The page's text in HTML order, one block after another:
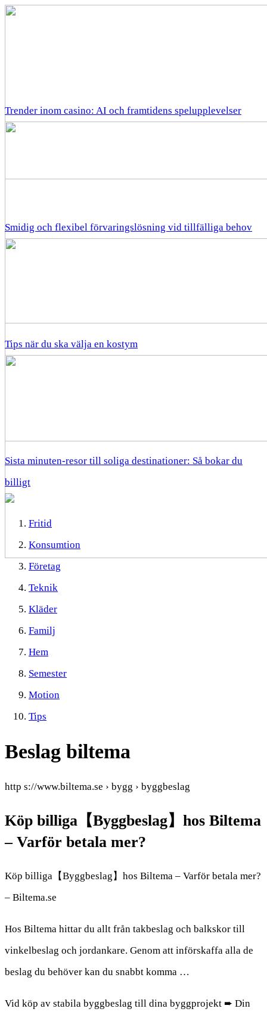
Trender inom casino: AI och framtidens spelupplevelser
Smidig och flexibel förvaringslösning vid tillfälliga behov
Tips när du ska välja en kostym
Sista minuten-resor till soliga destinationer: Så bokar du
billigt
Fritid
Konsumtion
Företag
Teknik
Kläder
Familj
Hem
Semester
Motion
Tips
Beslag biltema
http s://www.biltema.se › bygg › byggbeslag
Köp billiga【Byggbeslag】hos Biltema
– Varför betala mer?
Köp billiga【Byggbeslag】hos Biltema – Varför betala mer?
– Biltema.se
Hos Biltema hittar du allt från takbeslag och balkskor till
vinkelbeslag och jordankare. Genom att införskaffa alla de
beslag du behöver kan du snabbt komma …
Vid köp av stabila byggbeslag till dina byggprojekt ➨ Din